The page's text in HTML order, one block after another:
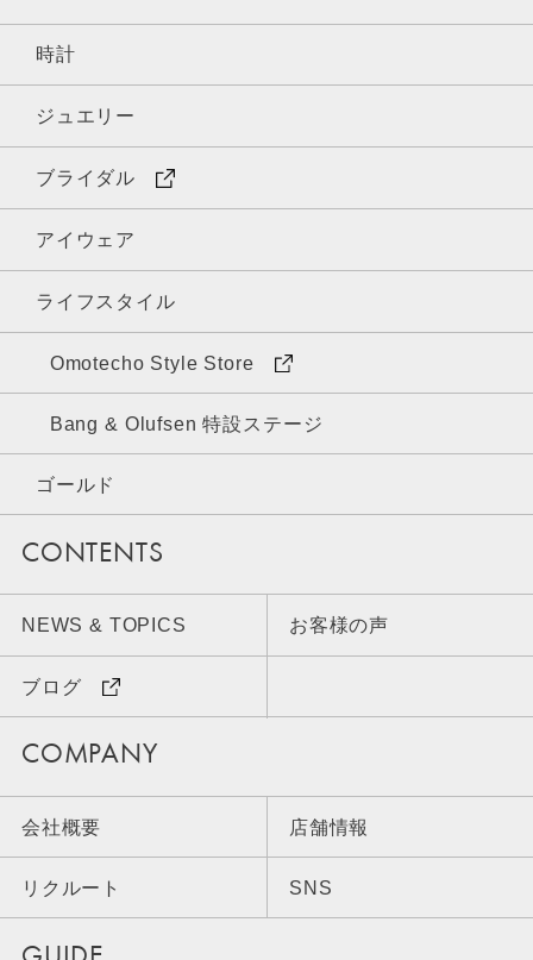
時計
ジュエリー
ブライダル
アイウェア
ライフスタイル
Omotecho Style Store
Bang & Olufsen 特設ステージ
ゴールド
CONTENTS
NEWS & TOPICS お客様の声
ブログ
COMPANY
会社概要 店舗情報
リクルート SNS